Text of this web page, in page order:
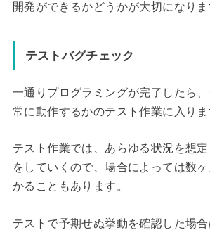
開発ができるかどうかが大切になりま
テストバグチェック
一通りプログラミングが完了したら
常に動作するかのテスト作業に入りま
テスト作業では、あらゆる状況を想
をしていくので、場合によっては数
かることもあります。
テストで予期せぬ挙動を確認した場